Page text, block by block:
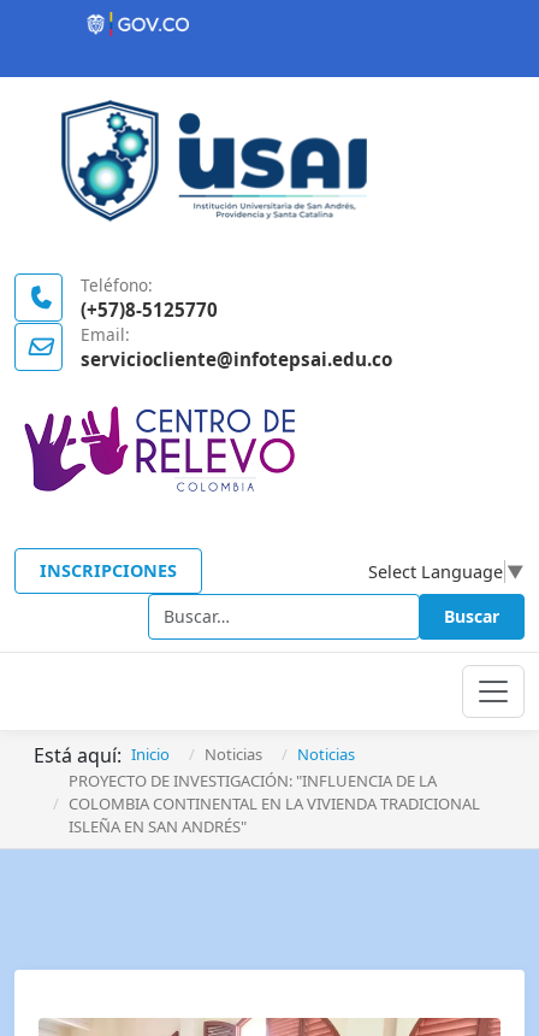
Contenido inicial
Teléfono:
(+57)8-5125770
Email:
serviciocliente@infotepsai.edu.co
INSCRIPCIONES Select Language ▼
Buscar Buscar
Está aquí: Inicio Noticias
Noticias
PROYECTO DE INVESTIGACIÓN: "INFLUENCIA DE LA
COLOMBIA CONTINENTAL EN LA VIVIENDA TRADICIONAL
ISLEÑA EN SAN ANDRÉS"